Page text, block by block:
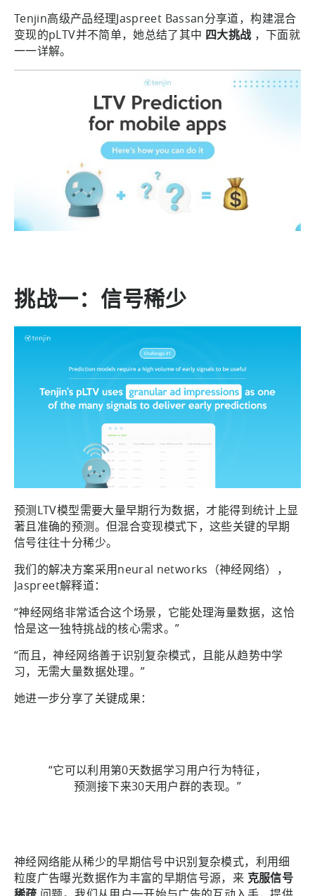
Tenjin高级产品经理Jaspreet Bassan分享道，构建混合
变现的pLTV并不简单，她总结了其中 四大挑战 ，下面就
一一详解。
挑战一：信号稀少
预测LTV模型需要大量早期行为数据，才能得到统计上显
著且准确的预测。但混合变现模式下，这些关键的早期
信号往往十分稀少。
我们的解决方案采用neural networks（神经网络），
Jaspreet解释道：
“神经网络非常适合这个场景，它能处理海量数据，这恰
恰是这一独特挑战的核心需求。”
“而且，神经网络善于识别复杂模式，且能从趋势中学
习，无需大量数据处理。”
她进一步分享了关键成果：
“它可以利用第0天数据学习用户行为特征，
预测接下来30天用户群的表现。”
神经网络能从稀少的早期信号中识别复杂模式，利用细
粒度广告曝光数据作为丰富的早期信号源，来 克服信号